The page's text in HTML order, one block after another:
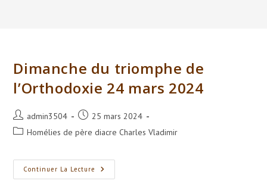
Dimanche du triomphe de
l’Orthodoxie 24 mars 2024
Auteur/autrice
de
admin3504
Publication
publiée :
25 mars 2024
PostHomélies de père diacre Charles Vladimir
Continuer La Lecture Dimanche
Du